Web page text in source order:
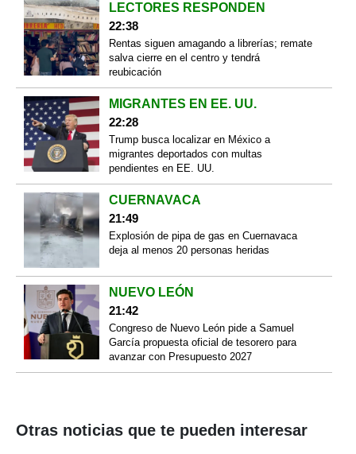
LECTORES RESPONDEN
22:38
Rentas siguen amagando a librerías; remate
salva cierre en el centro y tendrá
reubicación
MIGRANTES EN EE. UU.
22:28
Trump busca localizar en México a
migrantes deportados con multas
pendientes en EE. UU.
CUERNAVACA
21:49
Explosión de pipa de gas en Cuernavaca
deja al menos 20 personas heridas
NUEVO LEÓN
21:42
Congreso de Nuevo León pide a Samuel
García propuesta oficial de tesorero para
avanzar con Presupuesto 2027
Otras noticias que te pueden interesar